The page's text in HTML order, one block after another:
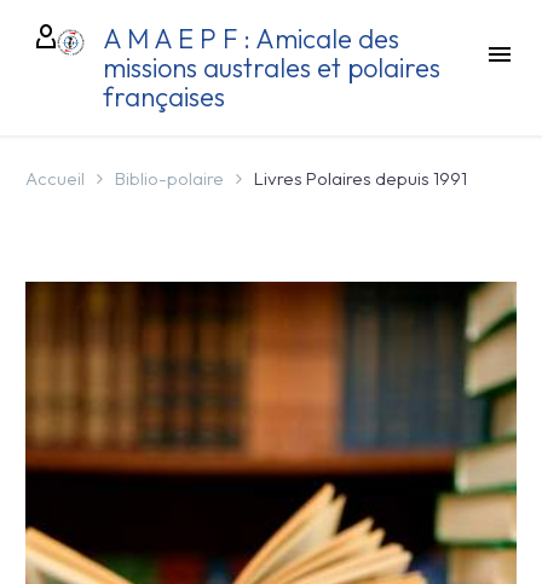
A M A E P F : Amicale des
missions australes et polaires
françaises
Accueil Biblio-polaire Livres Polaires depuis 1991